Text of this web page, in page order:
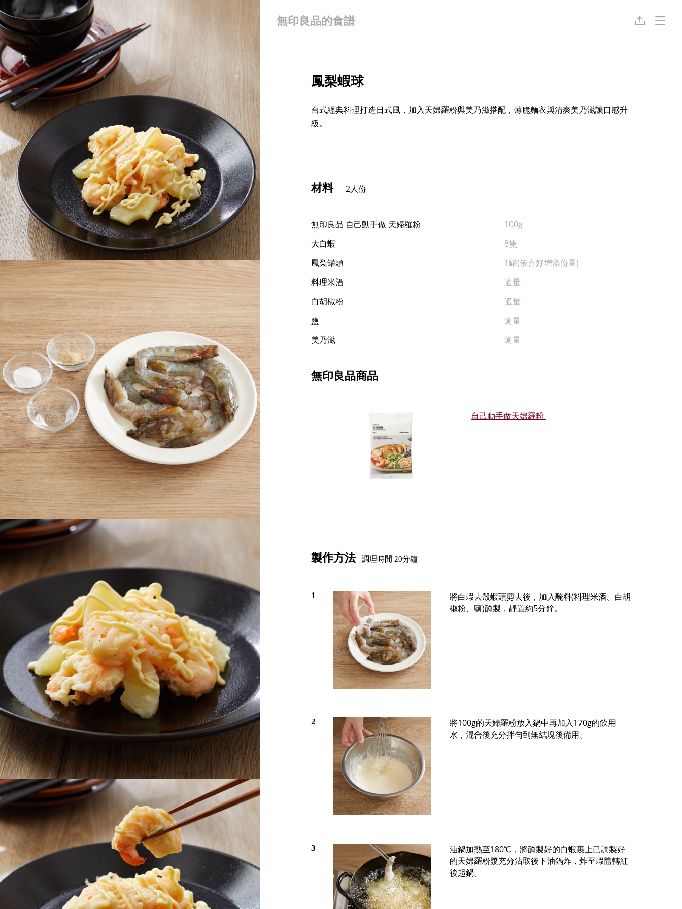
無印良品的食譜
鳳梨蝦球
台式經典料理打造日式風，加入天婦羅粉與美乃滋搭配，薄脆麵衣與清爽美乃滋讓口感升
級。
材料 2人份
無印良品 自己動手做 天婦羅粉
100g
大白蝦
8隻
鳳梨罐頭
1罐(依喜好增添份量)
料理米酒
適量
白胡椒粉
適量
鹽
適量
美乃滋
適量
無印良品商品
自己動手做天婦羅粉
製作方法 調理時間 20分鐘
將白蝦去殼蝦頭剪去後，加入醃料(料理米酒、白胡
椒粉、鹽)醃製，靜置約5分鐘。
將100g的天婦羅粉放入鍋中再加入170g的飲用
水，混合後充分拌勻到無結塊後備用。
油鍋加熱至180℃，將醃製好的白蝦裹上已調製好
的天婦羅粉漿充分沾取後下油鍋炸，炸至蝦體轉紅
後起鍋。